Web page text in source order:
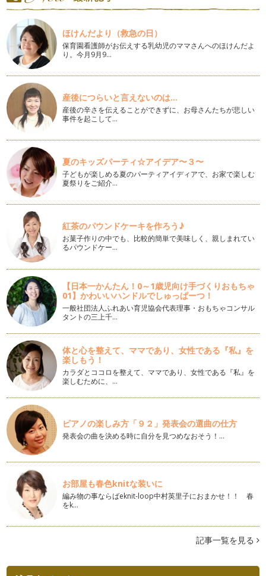
したね。 さらに冷え込み、霜が…
お料理用のバジルから根を出して育ててみよう♪
日が暮れるのも早くなり、風もなんだかひんやりしてきて、季
節は冬に向かっているのだなぁ、と感…
緑黄色野菜の代表☆ホウレンソウをまるごと楽しもう
すっかり朝晩は涼しくなり、過ごしやすい季節になりました
ね。 「人間が過ごしやすい…
さぁ、今日の食卓は何色あるかな？
梅雨も明け、さんさんと照りつけるおひさまのおかげで、 野
菜たちが、どんどん生長し、色づ…
野菜を最後まで見るおもしろさ
少し早く、梅雨入りしましたね。 畑では、5月に植えつけたト
マトやナスの苗たちが、…
思わずにっこり♡星形がキュートなオクラをまるごと楽しもう
☆
…
レストラン顔負けのサラダを作りましょう♪
今年は、少し早めの桜が咲いて、いよいよ春到来ですね。 冬
の間は、あまり食べる気が…
最高に贅沢なイチゴはいかが？
サクラのつぼみも膨らんできて、過ごしやすい季節になってき
ましたね。 「今年はどんなお花…
ジャガイモ料理を、種から始めてみませんか？
桃の花が咲き、草が萌え、春の色があふれ始める季節になりま
した。 草花が芽吹くのを見ると…
カイワレ大根を育てて、プチガーデニング体験を♪
立春も過ぎ、日中は春を思わせるようなぽかぽか陽気の日差し
の日が多くなりましたね。 春は…
寒さを味方にして、干しイモを作ってみよう！
毎日、芯まで冷える寒さですが、自然の中では少しずつ春に
向けて動き始める月になり…
冬野菜の七草粥で、子どもと楽しもう♪
遅ればせながら、あけましておめでとうございます。 今年も
野菜について、みなさまにお役に…
ほけんだより（救急の日）
保育園看護師がお伝えする乳幼児のママさんへのほけんだよ
り。今月9月9…
産後につらいと言えないのは...
産後の辛さを伝えることができずに、お母さんたちが悲しい
事件を起こして…
夏のキッズパーティ☆アイデア〜３〜
子どもが楽しめる夏のパーティアイディアで、お家で楽しむ
夏祭りをご紹介…
紅茶のパウンドケーキを作ろう♪
お菓子作りの中でも、比較的簡単で美味しく、親しまれてい
るパウンドケー…
【日本一かんたん！0～1歳児向け手づくりおもちゃ
01】かわいいハンドルでしゅっぱーつ！
一般社団法人ふれあい育児協会代表理事・おもちゃコンサル
タントの三上千…
体と心を整えて、ママであり、女性である『私』を
楽しもう！
カラダとココロを整えて、ママであり、女性である『私』を
楽しむために、…
ピアノの楽しみ方「９２」発表会の選曲の仕方
発表会の曲を決める時に自分を見つめなおそう！…
お部屋も春色knitな装いに
編み物の事ならばeknit-loop中村英里子におまかせ！！ 春
をk…
記事一覧を見る